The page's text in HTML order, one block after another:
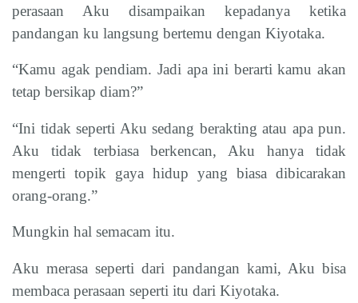
perasaan Aku disampaikan kepadanya ketika
pandangan ku langsung bertemu dengan Kiyotaka.
“Kamu agak pendiam. Jadi apa ini berarti kamu akan
tetap bersikap diam?”
“Ini tidak seperti Aku sedang berakting atau apa pun.
Aku tidak terbiasa berkencan, Aku hanya tidak
mengerti topik gaya hidup yang biasa dibicarakan
orang-orang.”
Mungkin hal semacam itu.
Aku merasa seperti dari pandangan kami, Aku bisa
membaca perasaan seperti itu dari Kiyotaka.